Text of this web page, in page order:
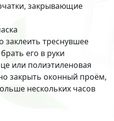
закрывающие
треснувшее
его в руки
или полиэтиленовая
закрыть оконный проём,
нескольких часов